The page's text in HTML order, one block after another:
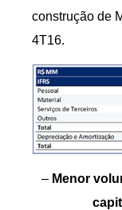
construção de
4T16.
– Menor